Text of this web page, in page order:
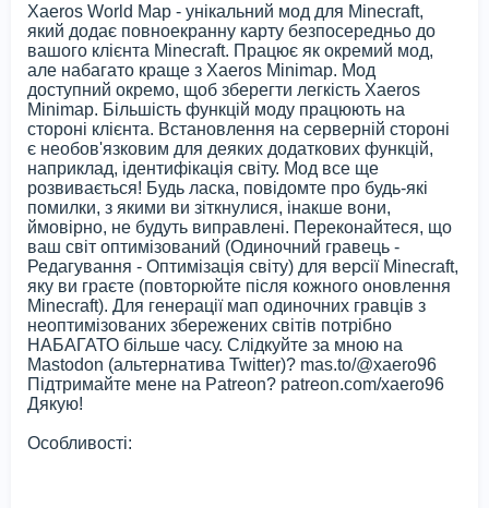
Xaeros World Map - унікальний мод для Minecraft,
який додає повноекранну карту безпосередньо до
вашого клієнта Minecraft. Працює як окремий мод,
але набагато краще з Xaeros Minimap. Мод
доступний окремо, щоб зберегти легкість Xaeros
Minimap. Більшість функцій моду працюють на
стороні клієнта. Встановлення на серверній стороні
є необов'язковим для деяких додаткових функцій,
наприклад, ідентифікація світу. Мод все ще
розвивається! Будь ласка, повідомте про будь-які
помилки, з якими ви зіткнулися, інакше вони,
ймовірно, не будуть виправлені. Переконайтеся, що
ваш світ оптимізований (Одиночний гравець -
Редагування - Оптимізація світу) для версії Minecraft,
яку ви граєте (повторюйте після кожного оновлення
Minecraft). Для генерації мап одиночних гравців з
неоптимізованих збережених світів потрібно
НАБАГАТО більше часу. Слідкуйте за мною на
Mastodon (альтернатива Twitter)? mas.to/@xaero96
Підтримайте мене на Patreon? patreon.com/xaero96
Дякую!
Особливості: